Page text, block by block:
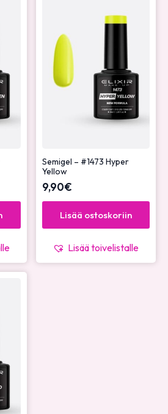
Semigel – #1473 Hyper
Yellow
9,90€
Lisää ostoskoriin
Lisää toivelistalle